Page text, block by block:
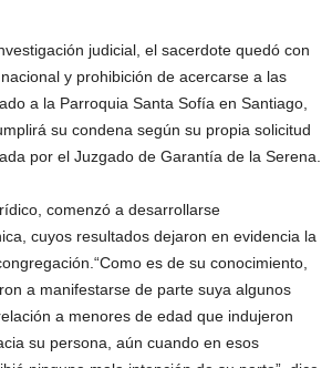
judicial, el sacerdote quedó con
y prohibición de acercarse a las
a la Parroquia Santa Sofía en Santiago,
su condena según su propia solicitud
por el Juzgado de Garantía de la Serena.
comenzó a desarrollarse
cuyos resultados dejaron en evidencia la
es de su conocimiento,
a manifestarse de parte suya algunos
a menores de edad que indujeron
su persona, aún cuando en esos